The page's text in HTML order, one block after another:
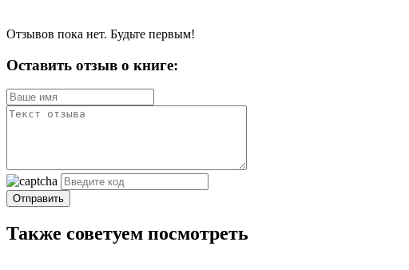
Отзывов пока нет. Будьте первым!
Оставить отзыв о книге:
Отправить
Также советуем посмотреть